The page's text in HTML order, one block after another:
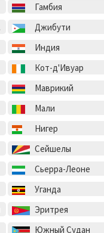
Гамбия
Джибути
Индия
Кот-д'Ивуар
Маврикий
Мали
Нигер
Сейшелы
Сьерра-Леоне
Уганда
Эритрея
Южный Судан